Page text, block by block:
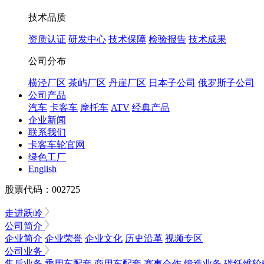
技术品质
资质认证 研发中心 技术保障 检验报告 技术成果
公司分布
横泾厂区 茶屿厂区 丹崖厂区 日本子公司 俄罗斯子公司
公司产品
汽车 卡客车 摩托车 ATV 经典产品
企业新闻
联系我们
卡客车轮官网
绿色工厂
English
股票代码：002725
走进跃岭
公司简介
企业简介 企业荣誉 企业文化 历史沿革 视频专区
公司业务